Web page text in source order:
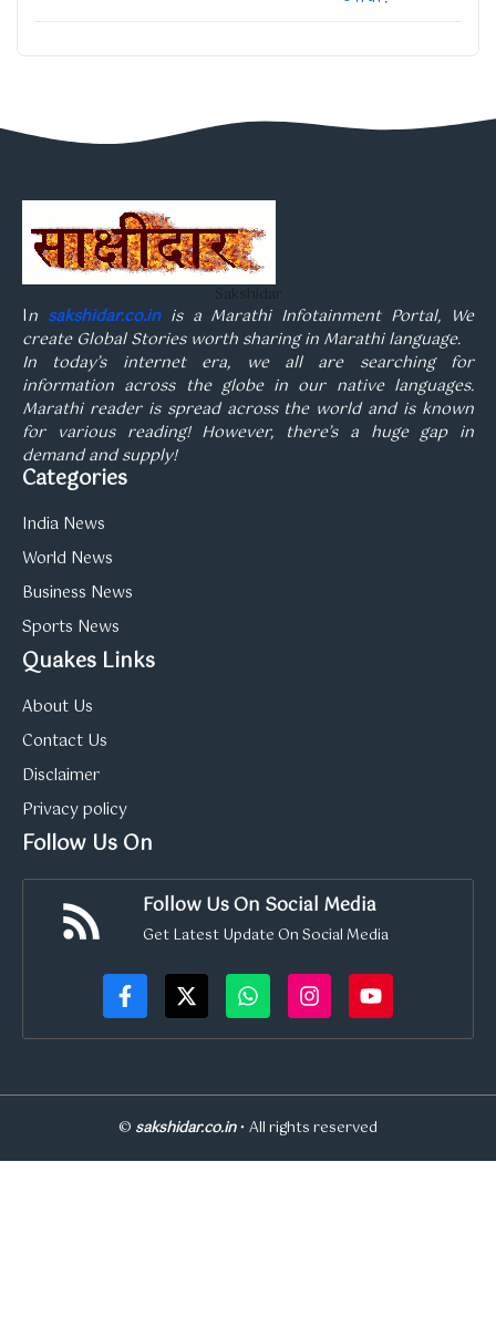
Sakshidar
In sakshidar.co.inis a Marathi Infotainment Portal, We
create Global Stories worth sharing in Marathi language.
In today’s internet era, we all are searching for
information across the globe in our native languages.
Marathi reader is spread across the world and is known
for various reading! However, there’s a huge gap in
demand and supply!
Categories
India News
World News
Business News
Sports News
Quakes Links
About Us
Contact Us
Disclaimer
Privacy policy
Follow Us On
Follow Us On Social Media
Get Latest Update On Social Media
© sakshidar.co.in• All rights reserved